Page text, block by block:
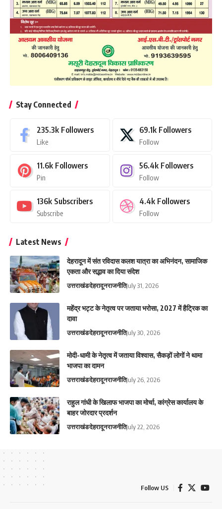
Stay Connected
235.3k Followers
Like
69.1k Followers
Follow
11.6k Followers
Pin
56.4k Followers
Follow
136k Subscribers
Subscribe
4.4k Followers
Follow
Latest News
देहरादून में संत रविदास कलश यात्रा का अभिनंदन, सामाजिक
एकता और सद्भाव का दिया संदेश
उत्तराखंडदेहरादूनराजनीतिJuly 31, 2026
महेंद्र भट्ट के नेतृत्व पर जताया भरोसा, 2027 में हैट्रिक का
दावा
उत्तराखंडदेहरादूनराजनीतिJuly 30, 2026
मोदी-धामी के नेतृत्व में जताया विश्वास, सैकड़ों लोगों ने थामा
भाजपा का दामन
उत्तराखंडदेहरादूनराजनीतिJuly 26, 2026
राहुल गांधी के खिलाफ भाजपा का मोर्चा, कांग्रेस कार्यालय के
बाहर जोरदार प्रदर्शन
उत्तराखंडदेहरादूनराजनीतिJuly 22, 2026
Follow US